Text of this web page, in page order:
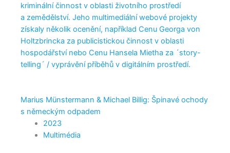
kriminální činnost v oblasti životního prostředí
a zemědělství. Jeho multimediální webové projekty
získaly několik ocenění, například Cenu Georga von
Holtzbrincka za publicistickou činnost v oblasti
hospodářství nebo Cenu Hansela Mietha za ´story-
telling´ / vyprávění příběhů v digitálním prostředí.
Marius Münstermann & Michael Billig: Špinavé ochody
s německým odpadem
2023
Multimédia